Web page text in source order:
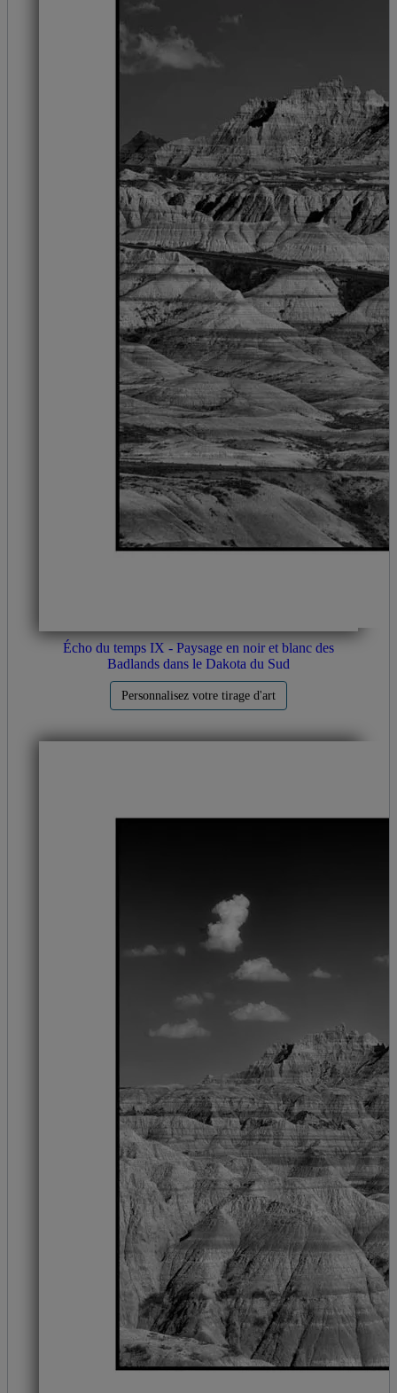
Écho du temps IX - Paysage en noir et blanc des
Badlands dans le Dakota du Sud
Personnalisez votre tirage d'art